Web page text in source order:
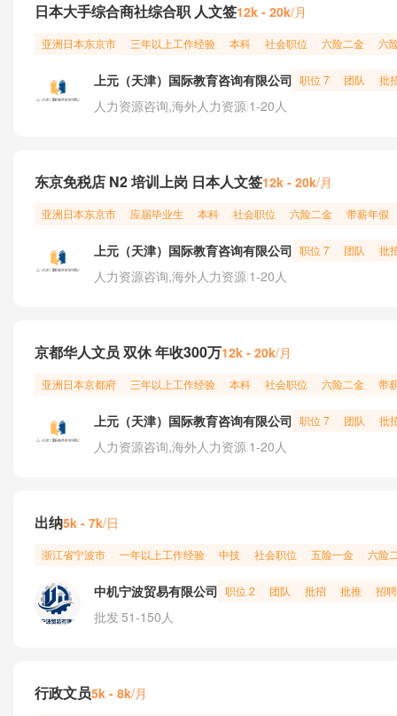
日本大手综合商社综合职 人文签12k - 20k/月
亚洲日本东京市 三年以上工作经验 本科 社会职位 六险二金 六
上元（天津）国际教育咨询有限公司 职位 7 团队 批
人力资源咨询,海外人力资源 1-20人
东京免税店 N2 培训上岗 日本人文签12k - 20k/月
亚洲日本东京市 应届毕业生 本科 社会职位 六险二金 带薪年假
上元（天津）国际教育咨询有限公司 职位 7 团队 批
人力资源咨询,海外人力资源 1-20人
京都华人文员 双休 年收300万12k - 20k/月
亚洲日本京都府 三年以上工作经验 本科 社会职位 六险二金 带
上元（天津）国际教育咨询有限公司 职位 7 团队 批
人力资源咨询,海外人力资源 1-20人
出纳5k - 7k/日
浙江省宁波市 一年以上工作经验 中技 社会职位 五险一金 六险
中机宁波贸易有限公司 职位 2 团队 批招 批推 招
批发51-150人
行政文员5k - 8k/月